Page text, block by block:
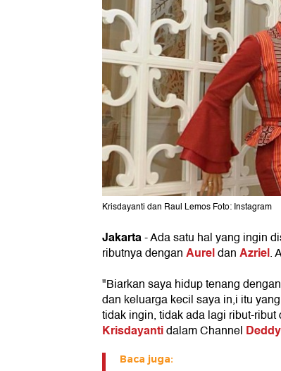
Krisdayanti dan Raul Lemos Foto: Instagram
Jakarta- Ada satu hal yang ingin
ributnya denganAureldanAzriel.
"Biarkan saya hidup tenang
dan keluarga kecil saya in,i itu
tidak ingin, tidak ada lagi ribut-
Krisdayantidalam Channel
Baca juga: